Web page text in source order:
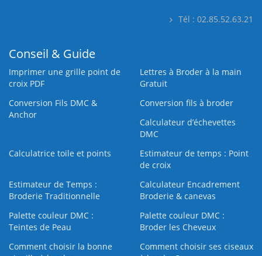
Tél : 02.85.52.63.21
Conseil & Guide
Imprimer une grille point de
croix PDF
Lettres à Broder à la main
Gratuit
Conversion Fils DMC &
Anchor
Conversion fils à broder
Calculateur d’échevettes
DMC
Calculatrice toile et points
Estimateur de temps : Point
de croix
Estimateur de Temps :
Broderie Traditionnelle
Calculateur Encadrement
Broderie & canevas
Palette couleur DMC :
Teintes de Peau
Palette couleur DMC :
Broder les Cheveux
Comment choisir la bonne
Comment choisir ses ciseaux